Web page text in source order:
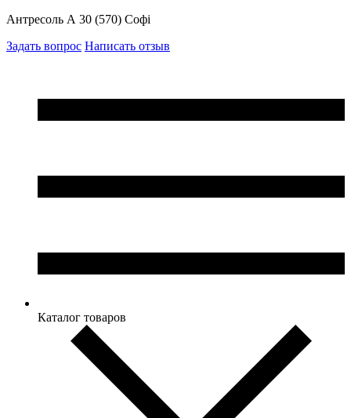
Антресоль А 30 (570) Софі
Задать вопрос Написать отзыв
Каталог товаров